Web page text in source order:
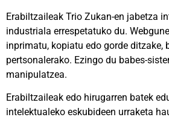
Erabiltzaileak Trio Zukan-en jabetza
industriala errespetatuko du.
inprimatu, kopiatu edo gorde ditzake,
pertsonalerako. Ezingo du babes-
manipulatzea.
Erabiltzaileak edo hirugarren batek
intelektualeko eskubideen urraketa